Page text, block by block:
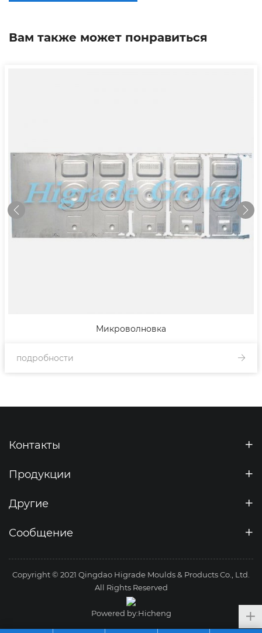
Вам также может понравиться
Микроволновка
подробности
Контакты
Продукции
Другие
Сообщение
Copyright © 2021 Qingdao Higrade Moulds & Products Co., Ltd.
All Rights Reserved
Powered by:Hicheng